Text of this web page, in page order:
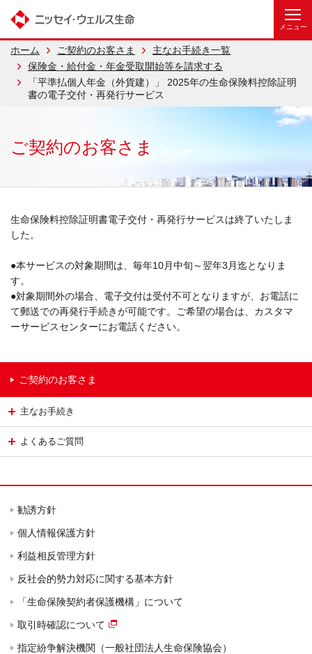
ホーム ご契約のお客さま
主なお手続き一覧
保険金・給付金・年金受取開始等を請求する
「平準払個人年金（外貨建）」 2025年の生命保険料控除証明
書の電子交付・再発行サービス
ご契約のお客さま
生命保険料控除証明書電子交付・再発行サービスは終了いたしま
した。
●本サービスの対象期間は、毎年10月中旬～翌年3月迄となりま
す。
●対象期間外の場合、電子交付は受付不可となりますが、お電話に
て郵送での再発行手続きが可能です。ご希望の場合は、カスタマ
ーサービスセンターにお電話ください。
ご契約のお客さま
主なお手続き
よくあるご質問
勧誘方針
個人情報保護方針
利益相反管理方針
反社会的勢力対応に関する基本方針
「生命保険契約者保護機構」について
取引時確認について
指定紛争解決機関（一般社団法人生命保険協会）